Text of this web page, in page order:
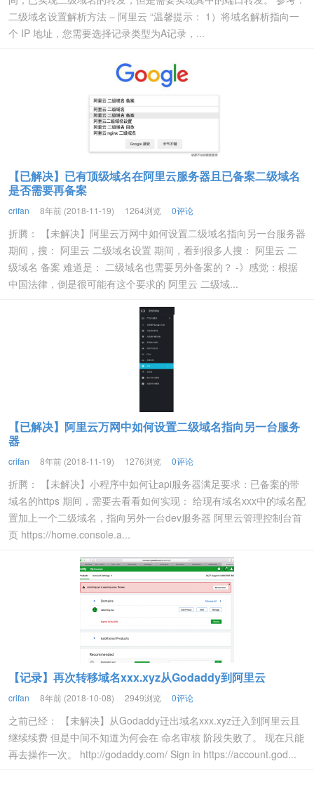
二级域名设置解析方法 – 阿里云 “温馨提示： 1）将域名解析指向一
个 IP 地址，您需要选择记录类型为A记录，...
【已解决】已有顶级域名在阿里云服务器且已备案二级域名
是否需要再备案
crifan 8年前 (2018-11-19) 1264浏览 0评论
折腾： 【未解决】阿里云万网中如何设置二级域名指向另一台服务器
期间，搜： 阿里云 二级域名设置 期间，看到很多人搜： 阿里云 二
级域名 备案 难道是： 二级域名也需要另外备案的？ -》感觉：根据
中国法律，倒是很可能有这个要求的 阿里云 二级域...
【已解决】阿里云万网中如何设置二级域名指向另一台服务
器
crifan 8年前 (2018-11-19) 1276浏览 0评论
折腾： 【未解决】小程序中如何让api服务器满足要求：已备案的带
域名的https 期间，需要去看看如何实现： 给现有域名xxx中的域名配
置加上一个二级域名，指向另外一台dev服务器 阿里云管理控制台首
页 https://home.console.a...
【记录】再次转移域名xxx.xyz从Godaddy到阿里云
crifan 8年前 (2018-10-08) 2949浏览 0评论
之前已经： 【未解决】从Godaddy迁出域名xxx.xyz迁入到阿里云且
继续续费 但是中间不知道为何会在 命名审核 阶段失败了。 现在只能
再去操作一次。 http://godaddy.com/ Sign in https://account.god...